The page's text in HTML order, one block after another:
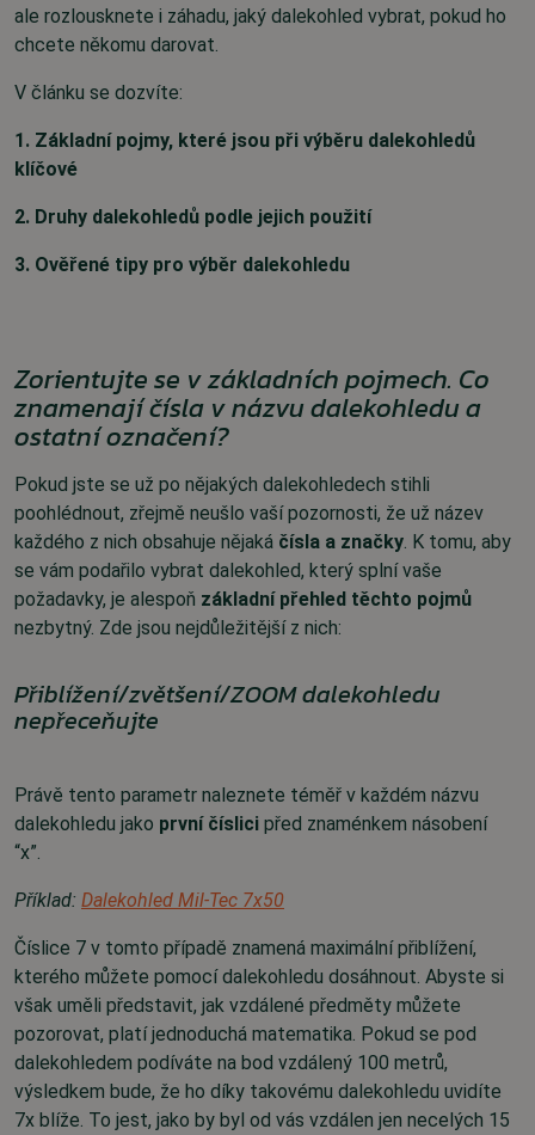
ale rozlousknete i záhadu, jaký dalekohled vybrat, pokud ho
chcete někomu darovat.
V článku se dozvíte:
1. Základní pojmy, které jsou při výběru dalekohledů
klíčové
2. Druhy dalekohledů podle jejich použití
3. Ověřené tipy pro výběr dalekohledu
Zorientujte se v základních pojmech. Co
znamenají čísla v názvu dalekohledu a
ostatní označení?
Pokud jste se už po nějakých dalekohledech stihli
poohlédnout, zřejmě neušlo vaší pozornosti, že už název
každého z nich obsahuje nějaká čísla a značky . K tomu, aby
se vám podařilo vybrat dalekohled, který splní vaše
požadavky, je alespoň základní přehled těchto pojmů
nezbytný. Zde jsou nejdůležitější z nich:
Přiblížení/zvětšení/ZOOM dalekohledu
nepřeceňujte
Právě tento parametr naleznete téměř v každém názvu
dalekohledu jako první číslici před znaménkem násobení
“x”.
Příklad: Dalekohled Mil-Tec 7x50
Číslice 7 v tomto případě znamená maximální přiblížení,
kterého můžete pomocí dalekohledu dosáhnout. Abyste si
však uměli představit, jak vzdálené předměty můžete
pozorovat, platí jednoduchá matematika. Pokud se pod
dalekohledem podíváte na bod vzdálený 100 metrů,
výsledkem bude, že ho díky takovému dalekohledu uvidíte
7x blíže. To jest, jako by byl od vás vzdálen jen necelých 15